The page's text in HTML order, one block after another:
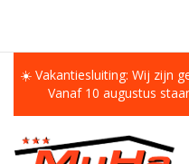
☀️ Vakantiesluiting: Wij zijn
Vanaf 10 augustus